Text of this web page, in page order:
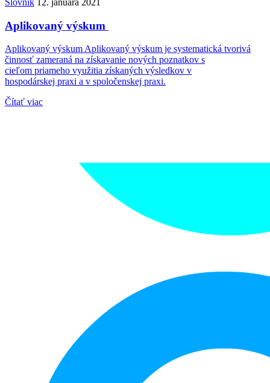
Aplikovaný výskum
Aplikovaný výskum Aplikovaný výskum je systematická tvorivá
činnosť zameraná na získavanie nových poznatkov s
cieľom priameho využitia získaných výsledkov v
hospodárskej praxi a v spoločenskej praxi.
Čítať viac